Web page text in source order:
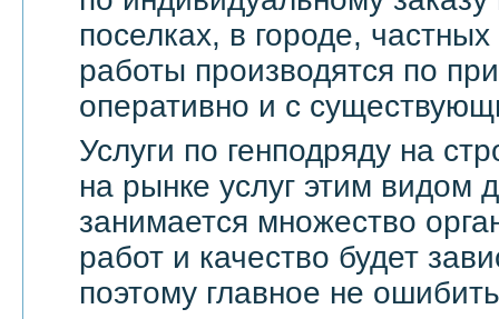
поселках, в городе,
работы производятся по
оперативно и с
Услуги по генподряду на
на рынке услуг этим видом
занимается множество
работ и качество будет
поэтому главное не